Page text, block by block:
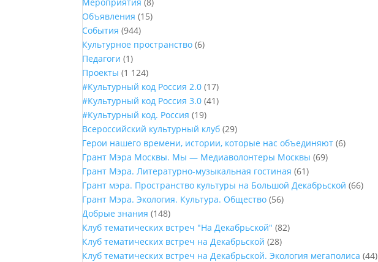
Объявления (15)
События (944)
Культурное пространство (6)
Педагоги (1)
Проекты (1 124)
#Культурный код Россия 2.0 (17)
#Культурный код Россия 3.0 (41)
#Культурный код. Россия (19)
Всероссийский культурный клуб (29)
Герои нашего времени, истории, которые нас объединяют (6)
Грант Мэра Москвы. Мы — Медиаволонтеры Москвы (69)
Грант Мэра. Литературно-музыкальная гостиная (61)
Грант мэра. Пространство культуры на Большой Декабрьской (66)
Грант Мэра. Экология. Культура. Общество (56)
Добрые знания (148)
Клуб тематических встреч "На Декабрьской" (82)
Клуб тематических встреч на Декабрьской (28)
Клуб тематических встреч на Декабрьской. Экология мегаполиса (44)